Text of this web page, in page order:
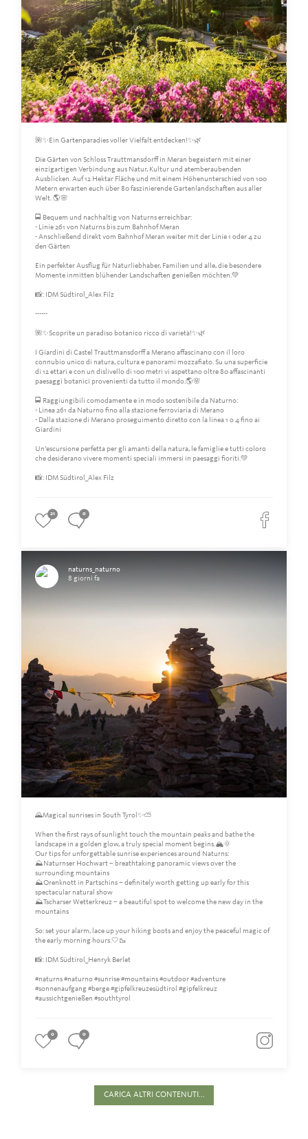
🌺✨Ein Gartenparadies voller Vielfalt entdecken!✨🌿
Die Gärten von Schloss Trauttmansdorff in Meran begeistern mit einer
einzigartigen Verbindung aus Natur, Kultur und atemberaubenden
Ausblicken. Auf 12 Hektar Fläche und mit einem Höhenunterschied von 100
Metern erwarten euch über 80 faszinierende Gartenlandschaften aus aller
Welt. 🌎🌸
🚍 Bequem und nachhaltig von Naturns erreichbar:
- Linie 261 von Naturns bis zum Bahnhof Meran
- Anschließend direkt vom Bahnhof Meran weiter mit der Linie 1 oder 4 zu
den Gärten
Ein perfekter Ausflug für Naturliebhaber, Familien und alle, die besondere
Momente inmitten blühender Landschaften genießen möchten.💚
📸: IDM Südtirol_Alex Filz
------
🌺✨Scoprite un paradiso botanico ricco di varietà!✨🌿
I Giardini di Castel Trauttmansdorff a Merano affascinano con il loro
connubio unico di natura, cultura e panorami mozzafiato. Su una superficie
di 12 ettari e con un dislivello di 100 metri vi aspettano oltre 80 affascinanti
paesaggi botanici provenienti da tutto il mondo.🌎🌸
🚍 Raggiungibili comodamente e in modo sostenibile da Naturno:
- Linea 261 da Naturno fino alla stazione ferroviaria di Merano
- Dalla stazione di Merano proseguimento diretto con la linea 1 o 4 fino ai
Giardini
Un’escursione perfetta per gli amanti della natura, le famiglie e tutti coloro
che desiderano vivere momenti speciali immersi in paesaggi fioriti.💚
📸: IDM Südtirol_Alex Filz
21 0
naturns_naturno
8 giorni fa
🌄Magical sunrises in South Tyrol✨⛅️
When the first rays of sunlight touch the mountain peaks and bathe the
landscape in a golden glow, a truly special moment begins.🏔️🌞
Our tips for unforgettable sunrise experiences around Naturns:
⛰️Naturnser Hochwart – breathtaking panoramic views over the
surrounding mountains
⛰️Orenknott in Partschins – definitely worth getting up early for this
spectacular natural show
⛰️Tscharser Wetterkreuz – a beautiful spot to welcome the new day in the
mountains
So: set your alarm, lace up your hiking boots and enjoy the peaceful magic of
the early morning hours.🤍🥾
📸: IDM Südtirol_Henryk Berlet
#naturns #naturno #sunrise #mountains #outdoor #adventure
#sonnenaufgang #berge #gipfelkreuzesüdtirol #gipfelkreuz
#aussichtgenießen #southtyrol
0 0
CARICA ALTRI CONTENUTI...